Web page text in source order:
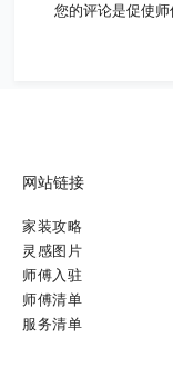
您的评论是促使师
网站链接
家装攻略
灵感图片
师傅入驻
师傅清单
服务清单